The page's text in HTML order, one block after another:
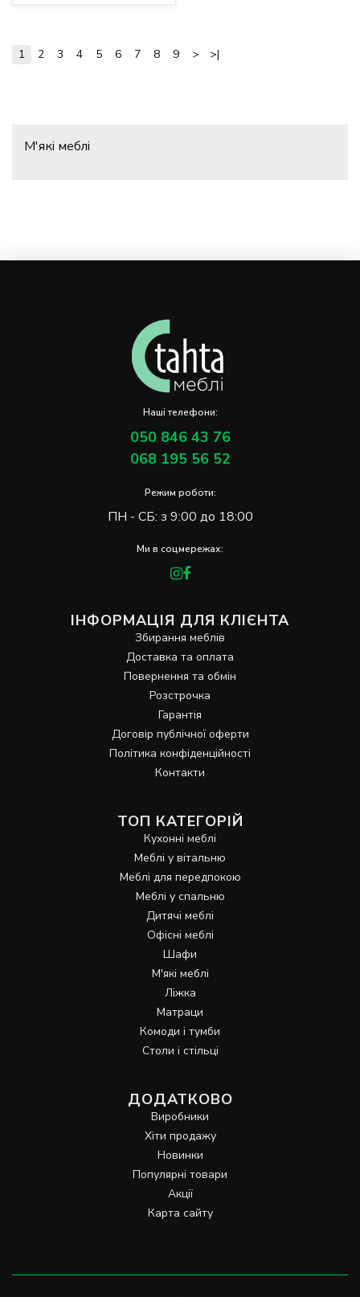
1 2 3 4 5 6 7 8 9 > >|
М'які меблі
Наші телефони:
050 846 43 76
068 195 56 52
Режим роботи:
ПН - СБ: з 9:00 до 18:00
Ми в соцмережах:
ІНФОРМАЦІЯ ДЛЯ КЛІЄНТА
Збирання меблів
Доставка та оплата
Повернення та обмін
Розстрочка
Гарантія
Договір публічної оферти
Політика конфіденційності
Контакти
ТОП КАТЕГОРІЙ
Кухонні меблі
Меблі у вітальню
Меблі для передпокою
Меблі у спальню
Дитячі меблі
Офісні меблі
Шафи
М'які меблі
Ліжка
Матраци
Комоди і тумби
Столи і стільці
ДОДАТКОВО
Виробники
Хіти продажу
Новинки
Популярні товари
Акції
Карта сайту